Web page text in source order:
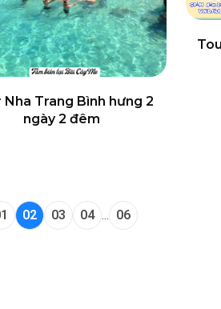
Nha Trang Bình hưng 2
ngày 2 đêm
02 03 04 ... 06